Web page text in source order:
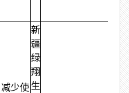
减少使
新
疆
绿
翔
生